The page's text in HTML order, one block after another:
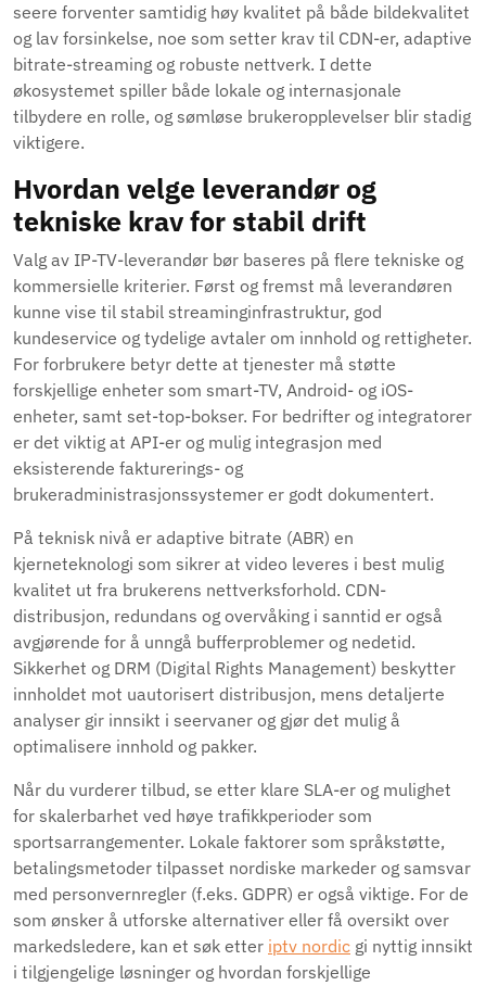
seere forventer samtidig høy kvalitet på både bildekvalitet
og lav forsinkelse, noe som setter krav til CDN-er, adaptive
bitrate-streaming og robuste nettverk. I dette
økosystemet spiller både lokale og internasjonale
tilbydere en rolle, og sømløse brukeropplevelser blir stadig
viktigere.
Hvordan velge leverandør og
tekniske krav for stabil drift
Valg av IP-TV-leverandør bør baseres på flere tekniske og
kommersielle kriterier. Først og fremst må leverandøren
kunne vise til stabil streaminginfrastruktur, god
kundeservice og tydelige avtaler om innhold og rettigheter.
For forbrukere betyr dette at tjenester må støtte
forskjellige enheter som smart-TV, Android- og iOS-
enheter, samt set-top-bokser. For bedrifter og integratorer
er det viktig at API-er og mulig integrasjon med
eksisterende fakturerings- og
brukeradministrasjonssystemer er godt dokumentert.
På teknisk nivå er adaptive bitrate (ABR) en
kjerneteknologi som sikrer at video leveres i best mulig
kvalitet ut fra brukerens nettverksforhold. CDN-
distribusjon, redundans og overvåking i sanntid er også
avgjørende for å unngå bufferproblemer og nedetid.
Sikkerhet og DRM (Digital Rights Management) beskytter
innholdet mot uautorisert distribusjon, mens detaljerte
analyser gir innsikt i seervaner og gjør det mulig å
optimalisere innhold og pakker.
Når du vurderer tilbud, se etter klare SLA-er og mulighet
for skalerbarhet ved høye trafikkperioder som
sportsarrangementer. Lokale faktorer som språkstøtte,
betalingsmetoder tilpasset nordiske markeder og samsvar
med personvernregler (f.eks. GDPR) er også viktige. For de
som ønsker å utforske alternativer eller få oversikt over
markedsledere, kan et søk etter iptv nordic gi nyttig innsikt
i tilgjengelige løsninger og hvordan forskjellige